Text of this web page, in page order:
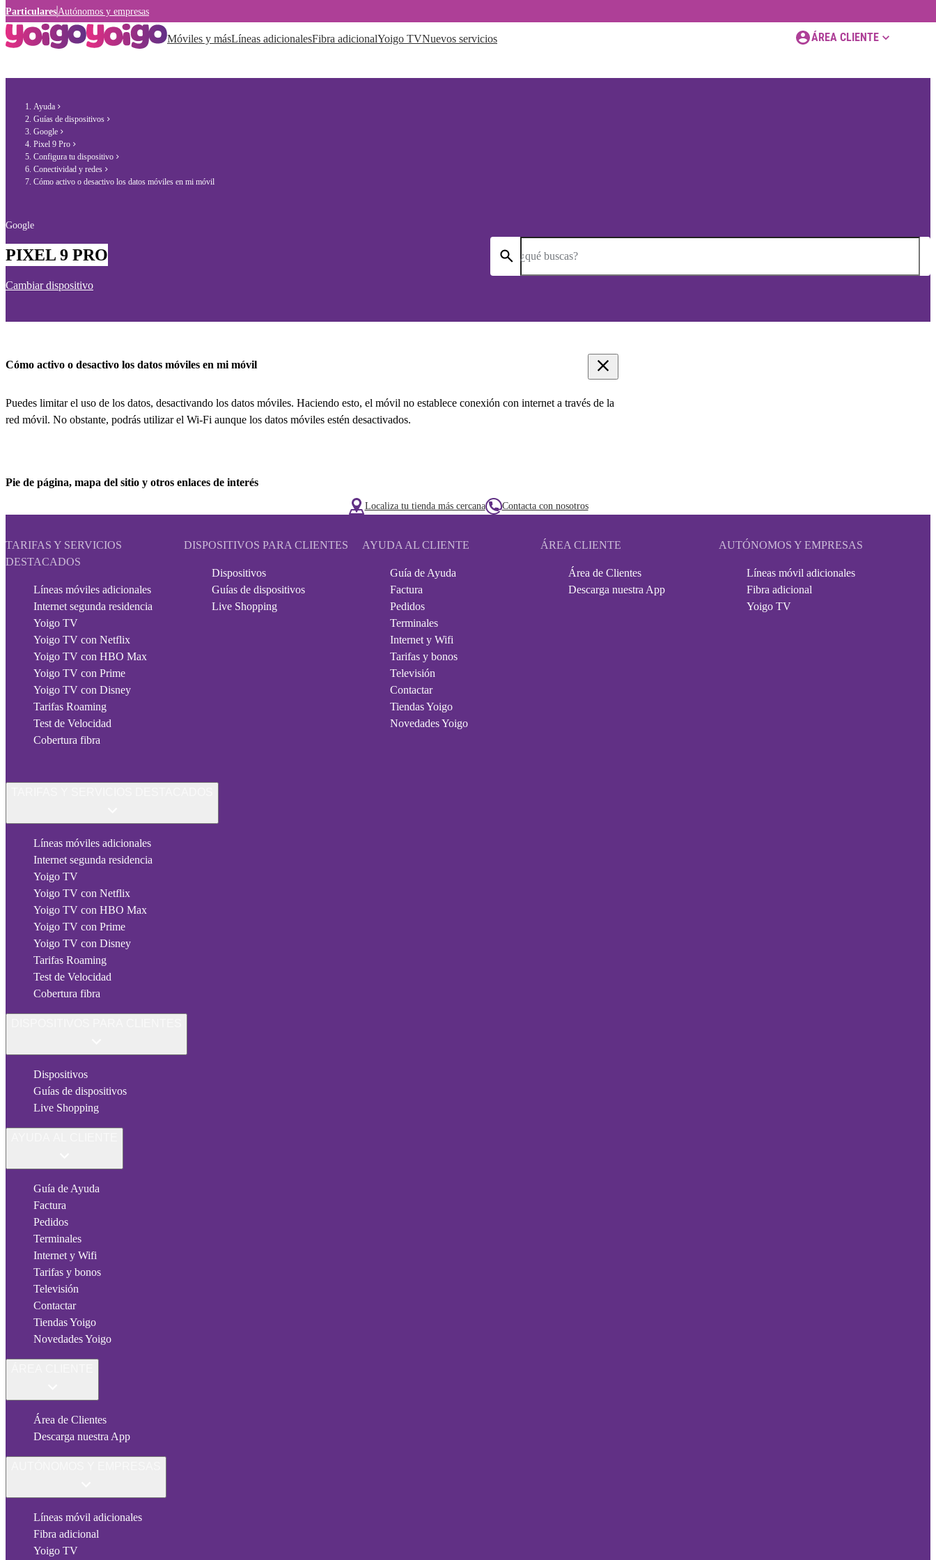
Particulares Autónomos y empresas
Móviles y másLíneas adicionalesFibra adicionalYoigo TVNuevos servicios ÁREA CLIENTE
Ayuda
Guías de dispositivos
Google
Pixel 9 Pro
Configura tu dispositivo
Conectividad y redes
Cómo activo o desactivo los datos móviles en mi móvil
Google
PIXEL 9 PRO
Cambiar dispositivo
¿qué buscas?
Cómo activo o desactivo los datos móviles en mi móvil
Puedes limitar el uso de los datos, desactivando los datos móviles. Haciendo esto, el móvil no establece conexión con internet a través de la
red móvil. No obstante, podrás utilizar el Wi-Fi aunque los datos móviles estén desactivados.
Pie de página, mapa del sitio y otros enlaces de interés
Localiza tu tienda más cercana Contacta con nosotros
TARIFAS Y SERVICIOS
DESTACADOS
Líneas móviles adicionales
Internet segunda residencia
Yoigo TV
Yoigo TV con Netflix
Yoigo TV con HBO Max
Yoigo TV con Prime
Yoigo TV con Disney
Tarifas Roaming
Test de Velocidad
Cobertura fibra
DISPOSITIVOS PARA CLIENTES
Dispositivos
Guías de dispositivos
Live Shopping
AYUDA AL CLIENTE
Guía de Ayuda
Factura
Pedidos
Terminales
Internet y Wifi
Tarifas y bonos
Televisión
Contactar
Tiendas Yoigo
Novedades Yoigo
ÁREA CLIENTE
Área de Clientes
Descarga nuestra App
AUTÓNOMOS Y EMPRESAS
Líneas móvil adicionales
Fibra adicional
Yoigo TV
Líneas móviles adicionales
Internet segunda residencia
Yoigo TV
Yoigo TV con Netflix
Yoigo TV con HBO Max
Yoigo TV con Prime
Yoigo TV con Disney
Tarifas Roaming
Test de Velocidad
Cobertura fibra
Dispositivos
Guías de dispositivos
Live Shopping
Guía de Ayuda
Factura
Pedidos
Terminales
Internet y Wifi
Tarifas y bonos
Televisión
Contactar
Tiendas Yoigo
Novedades Yoigo
Área de Clientes
Descarga nuestra App
Líneas móvil adicionales
Fibra adicional
Yoigo TV